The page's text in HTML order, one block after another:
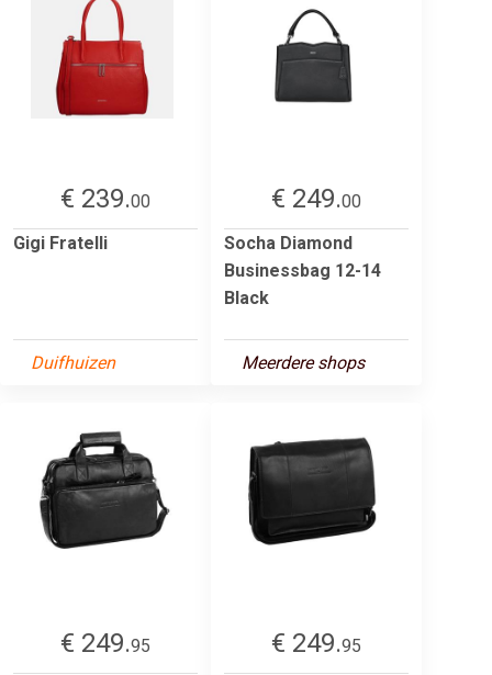
€ 239.00
Gigi Fratelli
Duifhuizen
€ 249.00
Socha Diamond
Businessbag 12-14
Black
Meerdere shops
€ 249.95
€ 249.95